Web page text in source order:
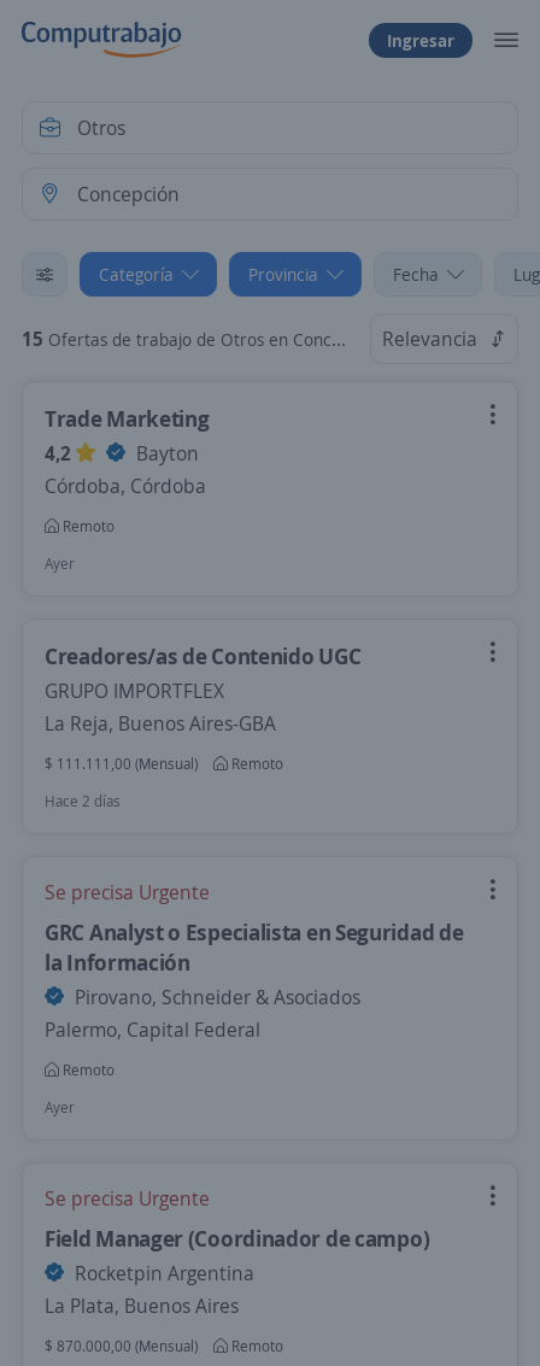
Ingresar
Categoría Provincia Fecha
15 Ofertas de trabajo de Otros en Concepción, Tucumán Relevancia
Trade Marketing
4,2
Bayton
Córdoba, Córdoba
Remoto
Ayer
Creadores/as de Contenido UGC
GRUPO IMPORTFLEX
La Reja, Buenos Aires-GBA
$ 111.111,00 (Mensual)
Remoto
Hace 2 días
Se precisa Urgente
GRC Analyst o Especialista en Seguridad de
la Información
Pirovano, Schneider & Asociados
Palermo, Capital Federal
Remoto
Ayer
Se precisa Urgente
Field Manager (Coordinador de campo)
Rocketpin Argentina
La Plata, Buenos Aires
$ 870.000,00 (Mensual)
Remoto